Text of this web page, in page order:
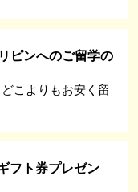
ピンへのご留学の
こよりもお安く留
フト券プレゼン